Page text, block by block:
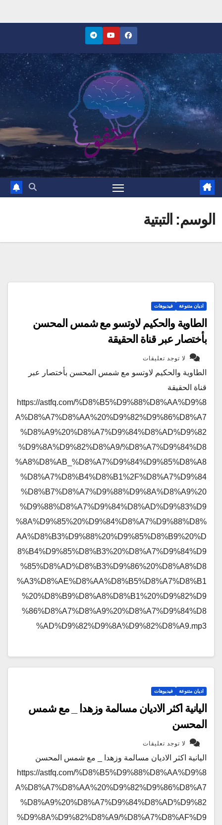
content
موقع استفق
الوسم: التبتية
اديان متنوعة فيديوهات
الطاوية والحكيم لاوتسو مع شمس المحسن
بأختصار عبر قناة الحقيقة
لا توجد تعليقات
الطاوية والحكيم لاوتسو مع شمس المحسن بأختصار عبر
قناة الحقيقة
https://astfq.com/%D8%B5%D9%88%D8%AA%D9%8
A%D8%A7%D8%AA%20%D9%82%D9%86%D8%A7
%D8%A9%20%D8%A7%D9%84%D8%AD%D9%82
%D9%8A%D9%82%D8%A9/%D8%A7%D9%84%D8
%A8%D8%AB_%D8%A7%D9%84%D9%85%D8%A8
%D8%A7%D8%B4%D8%B1%2F%D8%A7%D9%84
%D8%B7%D8%A7%D9%88%D9%8A%D8%A9%20
%D9%88%D8%A7%D9%84%D8%AD%D9%83%D9
%8A%D9%85%20%D9%84%D8%A7%D9%88%D8%
AA%D8%B3%D9%88%20%D9%85%D8%B9%20%D
8%B4%D9%85%D8%B3%20%D8%A7%D9%84%D9
%85%D8%AD%D8%B3%D9%86%20%D8%A8%D8
%A3%D8%AE%D8%AA%D8%B5%D8%A7%D8%B1
%20%D8%B9%D8%A8%D8%B1%20%D9%82%D9
%86%D8%A7%D8%A9%20%D8%A7%D9%84%D8
%AD%D9%82%D9%8A%D9%82%D8%A9.mp3
اديان متنوعة فيديوهات
اليانية اكثر الاديان مسالمة وزهدا _ مع شمس
المحسن
لا توجد تعليقات
اليانية اكثر الاديان مسالمة وزهدا _ مع شمس المحسن
https://astfq.com/%D8%B5%D9%88%D8%AA%D9%8
A%D8%A7%D8%AA%20%D9%82%D9%86%D8%A7
%D8%A9%20%D8%A7%D9%84%D8%AD%D9%82
%D9%8A%D9%82%D8%A9/%D8%A7%D8%AF%D9